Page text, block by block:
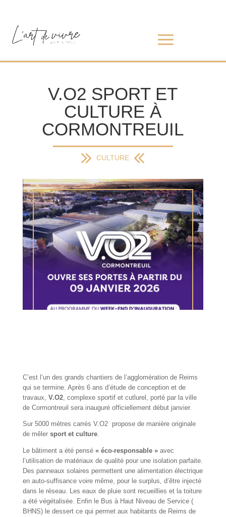
V.O2 SPORT ET
CULTURE À
CORMONTREUIL
CULTURE
C’est l’un des grands chantiers de l’agglomération de Reims
qui se termine. Après 6 ans d’étude de conception et de
travaux, V.O2, complexe sportif et cutlurel, porté par la ville
de Cormontreuil sera inauguré officiellement début janvier.
Sur 5000 mètres carrés V.O2 propose de manière originale
de mêler sport et culture.
Le bâtiment a été pensé « éco-responsable »avec
l’utilisation de matériaux de qualité pour une isolation parfaite.
Des panneaux solaires permettent une alimentation électrique
en auto-suffisance voire même, pour le surplus, d’être injecté
dans le réseau. Les eaux de pluie sont recueillies et la toiture
a été végétalisée. Enfin le Bus à Haut Niveau de Service (
BHNS) le dessert ce qui permet aux habitants de Reims de